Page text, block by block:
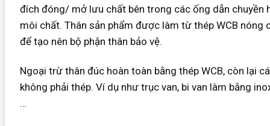
đích đóng/ mở lưu chất bên trong các ống dẫn
môi chất. Thân sản phẩm được làm từ thép WCB nóng
để tạo nên bộ phận thân bảo vệ.
Ngoại trừ thân đúc hoàn toàn bằng thép WCB, còn lại
không phải thép. Ví dụ như trục van, bi van làm bằng
…